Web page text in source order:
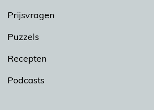
Prijsvragen
Puzzels
Recepten
Podcasts